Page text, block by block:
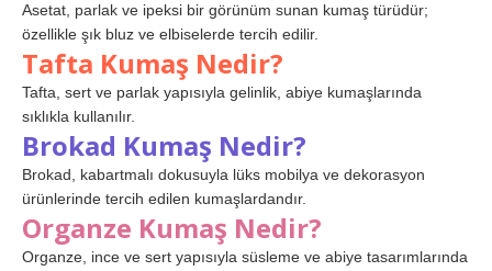
Asetat, parlak ve ipeksi bir görünüm sunan kumaş türüdür;
özellikle şık bluz ve elbiselerde tercih edilir.
Tafta Kumaş Nedir?
Tafta, sert ve parlak yapısıyla gelinlik, abiye kumaşlarında
sıklıkla kullanılır.
Brokad Kumaş Nedir?
Brokad, kabartmalı dokusuyla lüks mobilya ve dekorasyon
ürünlerinde tercih edilen kumaşlardandır.
Organze Kumaş Nedir?
Organze, ince ve sert yapısıyla süsleme ve abiye tasarımlarında